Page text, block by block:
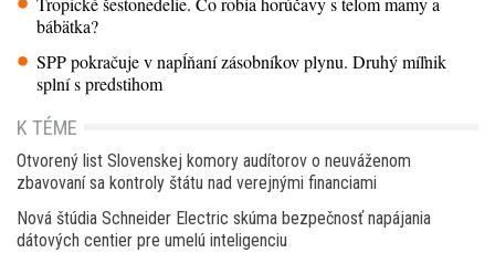
bábätka?
SPP pokračuje v napĺňaní zásobníkov plynu. Druhý míľnik
splní s predstihom
K TÉME
Otvorený list Slovenskej komory audítorov o neuváženom
zbavovaní sa kontroly štátu nad verejnými financiami
Nová štúdia Schneider Electric skúma bezpečnosť napájania
dátových centier pre umelú inteligenciu